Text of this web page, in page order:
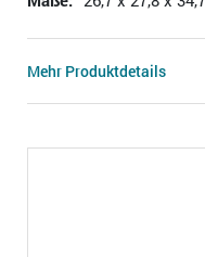
Mehr Produktdetails